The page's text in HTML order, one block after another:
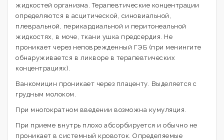
жидкостей организма. Терапевтические концентрации
определяются в асцитической, синовиальной,
плевральной, перикардиальной и перитонеальной
жидкостях, в моче, ткани ушка предсердия. Не
проникает через неповрежденный ГЭБ (при менингите
обнаруживается в ликворе в терапевтических
концентрациях).
Ванкомицин проникает через плаценту. Выделяется с
грудным молоком.
При многократном введении возможна кумуляция.
При приеме внутрь плохо абсорбируется и обычно не
проникает в системный кровоток. Определяемые